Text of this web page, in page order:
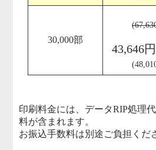
30,000部
43,646
印刷料金には、データRIP処理
料が含まれます。
お振込手数料は別途ご負担くだ